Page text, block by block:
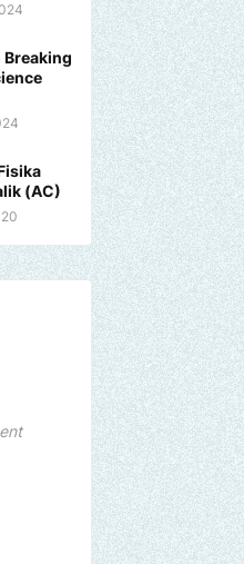
Breaking
(AC)